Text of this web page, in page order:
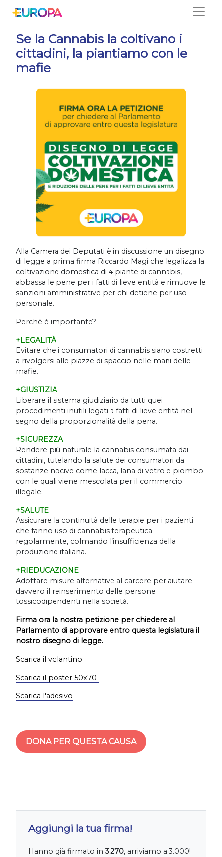
Se la Cannabis la coltivano i
cittadini, la piantiamo con le
mafie
Alla Camera dei Deputati è in discussione un disegno
di legge a prima firma Riccardo Magi che legalizza la
coltivazione domestica di 4 piante di cannabis,
abbassa le pene per i fatti di lieve entità e rimuove le
sanzioni amministrative per chi detiene per uso
personale.
Perché è importante?
+LEGALITÀ
Evitare che i consumatori di cannabis siano costretti
a rivolgersi alle piazze di spaccio nelle mani delle
mafie.
+GIUSTIZIA
Liberare il sistema giudiziario da tutti quei
procedimenti inutili legati a fatti di lieve entità nel
segno della proporzionalità della pena.
+SICUREZZA
Rendere più naturale la cannabis consumata dai
cittadini, tutelando la salute dei consumatori da
sostanze nocive come lacca, lana di vetro e piombo
con le quali viene mescolata per il commercio
illegale.
+SALUTE
Assicurare la continuità delle terapie per i pazienti
che fanno uso di cannabis terapeutica
regolarmente, colmando l’insufficienza della
produzione italiana.
+RIEDUCAZIONE
Adottare misure alternative al carcere per aiutare
davvero il reinserimento delle persone
tossicodipendenti nella società.
Firma ora la nostra petizione per chiedere al
Parlamento di approvare entro questa legislatura il
nostro disegno di legge.
Scarica il volantino
Scarica il poster 50x70
Scarica l'adesivo
DONA PER QUESTA CAUSA
Aggiungi la tua firma!
Hanno già firmato in3.270, arriviamo a 3.000!